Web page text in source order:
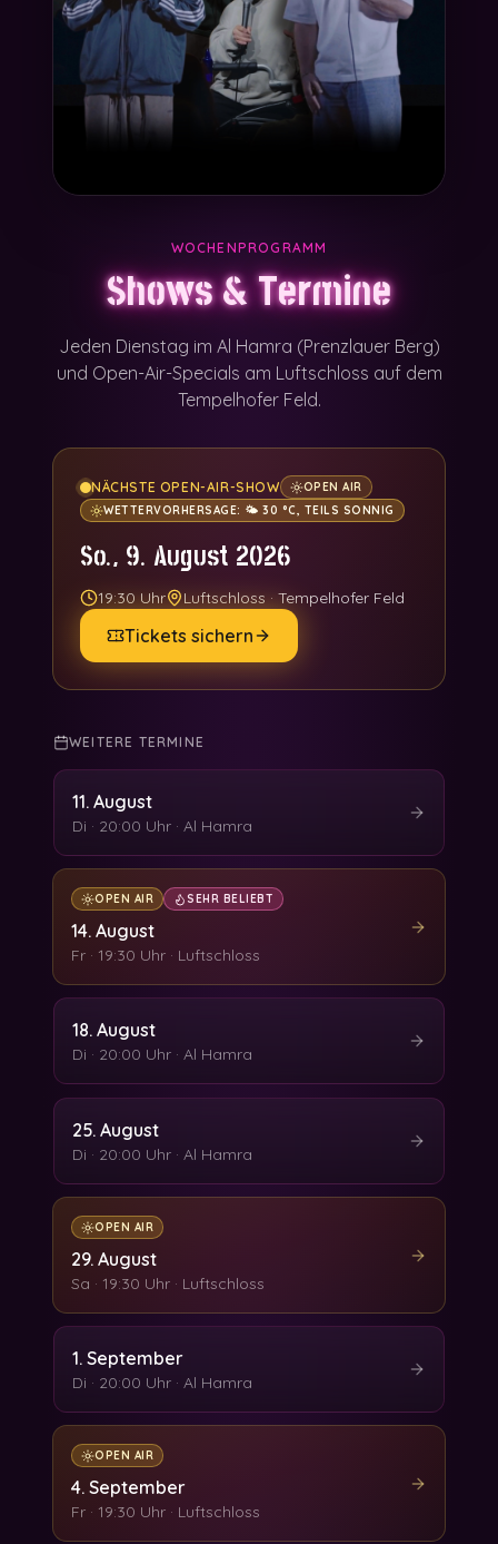
WOCHENPROGRAMM
Shows & Termine
Jeden Dienstag im Al Hamra (Prenzlauer Berg)
und Open-Air-Specials am Luftschloss auf dem
Tempelhofer Feld.
NÄCHSTE OPEN-AIR-SHOW
OPEN AIR
WETTERVORHERSAGE: 🌤️ 30 °C, TEILS SONNIG
So., 9. August 2026
19:30 Uhr Luftschloss · Tempelhofer Feld
Tickets sichern
WEITERE TERMINE
11. August
Di · 20:00 Uhr · Al Hamra
OPEN AIR SEHR BELIEBT
14. August
Fr · 19:30 Uhr · Luftschloss
18. August
Di · 20:00 Uhr · Al Hamra
25. August
Di · 20:00 Uhr · Al Hamra
OPEN AIR
29. August
Sa · 19:30 Uhr · Luftschloss
1. September
Di · 20:00 Uhr · Al Hamra
OPEN AIR
4. September
Fr · 19:30 Uhr · Luftschloss